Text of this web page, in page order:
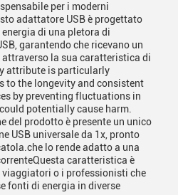
per i moderni
adattatore USB è progettato
di una pletora di
garantendo che ricevano un
la sua caratteristica di
attribute is particularly
to the longevity and consistent
by preventing fluctuations in
potentially cause harm.
del prodotto è presente un unico
USB universale da 1x, pronto
lo rende adatto a una
caratteristica è
o i professionisti che
fonti di energia in diverse